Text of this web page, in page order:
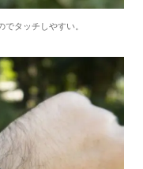
タッチしやすい。